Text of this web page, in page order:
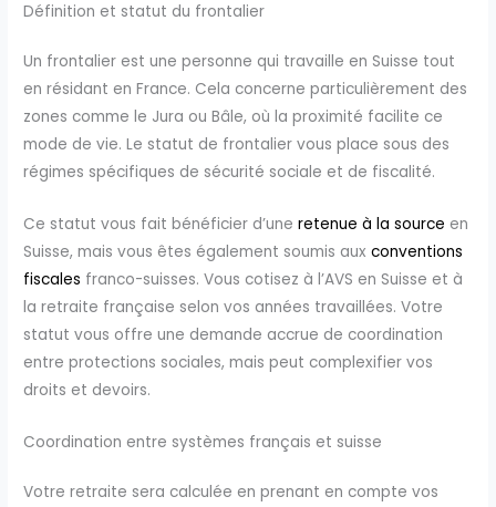
Définition et statut du frontalier
Un frontalier est une personne qui travaille en Suisse tout
en résidant en France. Cela concerne particulièrement des
zones comme le Jura ou Bâle, où la proximité facilite ce
mode de vie. Le statut de frontalier vous place sous des
régimes spécifiques de sécurité sociale et de fiscalité.
Ce statut vous fait bénéficier d’uneretenue à la source en
Suisse, mais vous êtes également soumis auxconventions
fiscales franco-suisses. Vous cotisez à l’AVS en Suisse et à
la retraite française selon vos années travaillées. Votre
statut vous offre une demande accrue de coordination
entre protections sociales, mais peut complexifier vos
droits et devoirs.
Coordination entre systèmes français et suisse
Votre retraite sera calculée en prenant en compte vos